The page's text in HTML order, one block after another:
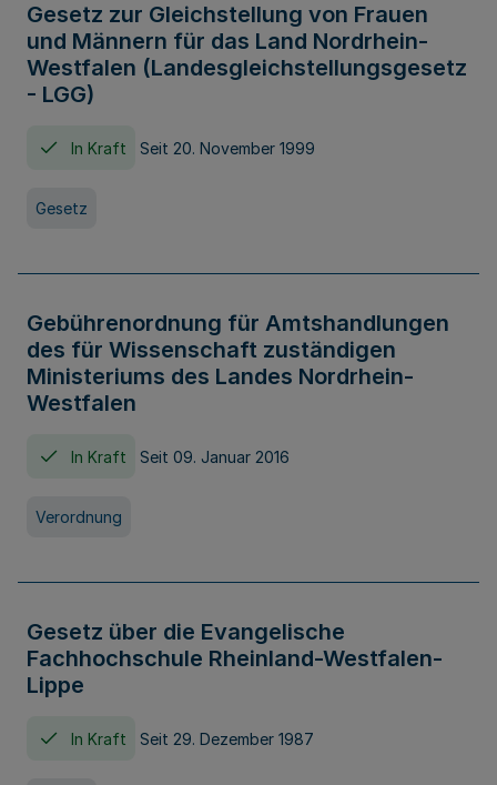
Gesetz zur Gleichstellung von Frauen
und Männern für das Land Nordrhein-
Westfalen (Landesgleichstellungsgesetz
- LGG)
In Kraft Seit 20. November 1999
Gesetz
Gebührenordnung für Amtshandlungen
des für Wissenschaft zuständigen
Ministeriums des Landes Nordrhein-
Westfalen
In Kraft Seit 09. Januar 2016
Verordnung
Gesetz über die Evangelische
Fachhochschule Rheinland-Westfalen-
Lippe
In Kraft Seit 29. Dezember 1987